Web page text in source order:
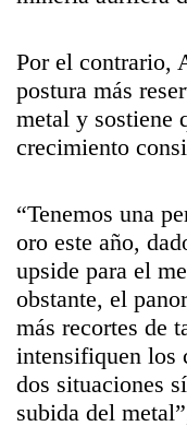
Por el contrario,
postura más
metal y sostiene
crecimiento
“Tenemos una
oro este año,
upside para el
obstante, el
más recortes de
intensifiquen los
dos situaciones
subida del